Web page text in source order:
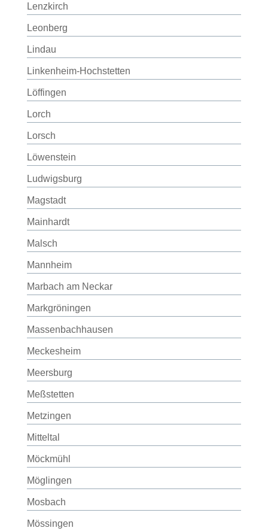
Lenzkirch
Leonberg
Lindau
Linkenheim-Hochstetten
Löffingen
Lorch
Lorsch
Löwenstein
Ludwigsburg
Magstadt
Mainhardt
Malsch
Mannheim
Marbach am Neckar
Markgröningen
Massenbachhausen
Meckesheim
Meersburg
Meßstetten
Metzingen
Mitteltal
Möckmühl
Möglingen
Mosbach
Mössingen